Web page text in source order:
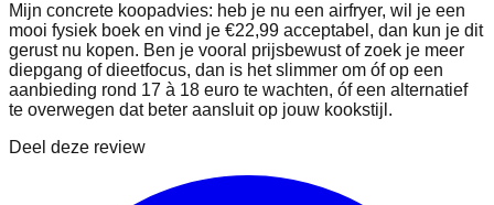
Mijn concrete koopadvies: heb je nu een airfryer, wil je een
mooi fysiek boek en vind je €22,99 acceptabel, dan kun je dit
gerust nu kopen. Ben je vooral prijsbewust of zoek je meer
diepgang of dieetfocus, dan is het slimmer om óf op een
aanbieding rond 17 à 18 euro te wachten, óf een alternatief
te overwegen dat beter aansluit op jouw kookstijl.
Deel deze review